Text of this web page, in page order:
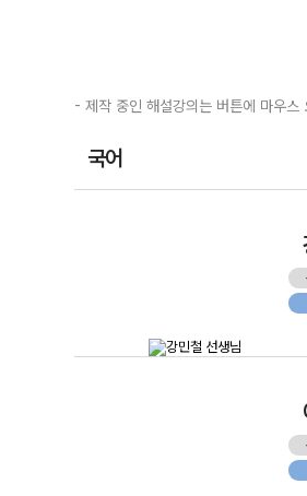
- 제작 중인 해설강의는 버튼에 마우
국어